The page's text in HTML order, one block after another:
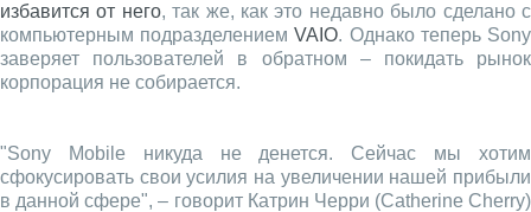
избавится от него, так же, как это недавно было сделано с
компьютерным подразделениемVAIO. Однако теперь Sony
заверяет пользователей в обратном – покидать рынок
корпорация не собирается.
"Sony Mobile никуда не денется. Сейчас мы хотим
сфокусировать свои усилия на увеличении нашей прибыли
в данной сфере", – говорит Катрин Черри (Catherine Cherry)